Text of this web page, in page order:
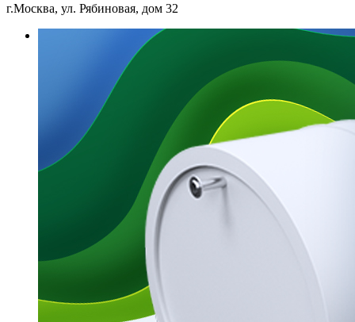
г.Москва, ул. Рябиновая, дом 32